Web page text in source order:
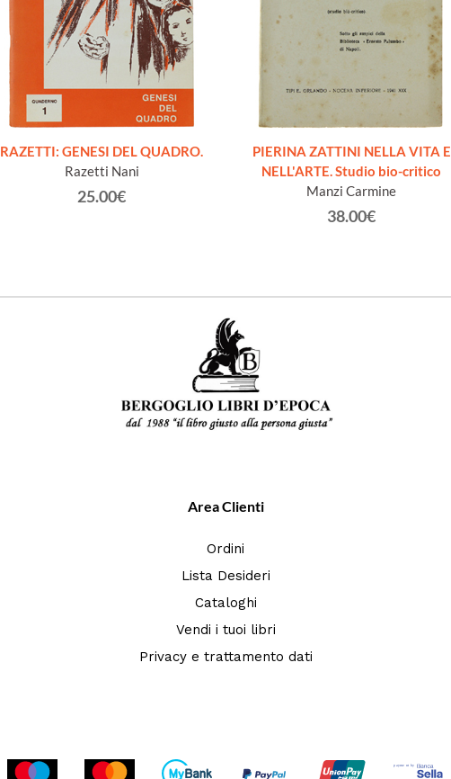
RAZETTI: GENESI DEL QUADRO.
Razetti Nani
25.00€
PIERINA ZATTINI NELLA VITA E
NELL'ARTE. Studio bio-critico
Manzi Carmine
38.00€
Area Clienti
Ordini
Lista Desideri
Cataloghi
Vendi i tuoi libri
Privacy e trattamento dati